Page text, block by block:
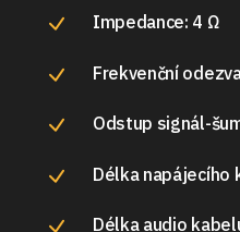
Impedance: 4 Ω
Frekvenční
Odstup signál-
Délka napájecího
Délka audio